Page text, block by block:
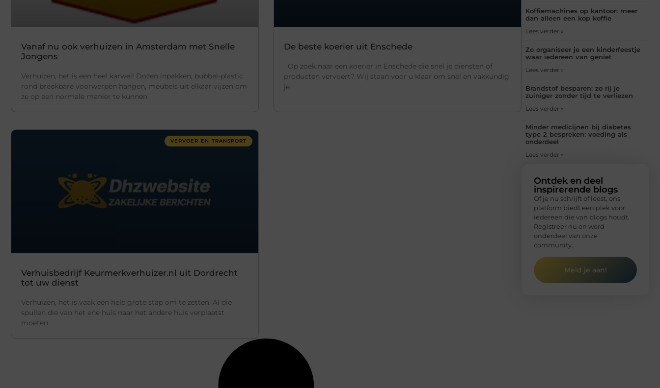
Vanaf nu ook verhuizen in Amsterdam met Snelle
Jongens
Verhuizen, het is een heel karwei! Dozen inpakken, bubbel-plastic
rond breekbare voorwerpen hangen, meubels uit elkaar vijzen om
ze op een normale manier te kunnen
De beste koerier uit Enschede
Op zoek naar een koerier in Enschede die snel je diensten of
producten vervoert? Wij staan voor u klaar om snel en vakkundig
je
VERVOER EN TRANSPORT
Verhuisbedrijf Keurmerkverhuizer.nl uit Dordrecht
tot uw dienst
Verhuizen, het is vaak een hele grote stap om te zetten. Al die
spullen die van het ene huis naar het andere huis verplaatst
moeten
Koffiemachines op kantoor: meer
dan alleen een kop koffie
Lees verder »
Zo organiseer je een kinderfeestje
waar iedereen van geniet
Lees verder »
Brandstof besparen: zo rij je
zuiniger zonder tijd te verliezen
Lees verder »
Minder medicijnen bij diabetes
type 2 bespreken: voeding als
onderdeel
Lees verder »
Ontdek en deel
inspirerende blogs
Of je nu schrijft of leest, ons
platform biedt een plek voor
iedereen die van blogs houdt.
Registreer nu en word
onderdeel van onze
community.
Meld je aan!